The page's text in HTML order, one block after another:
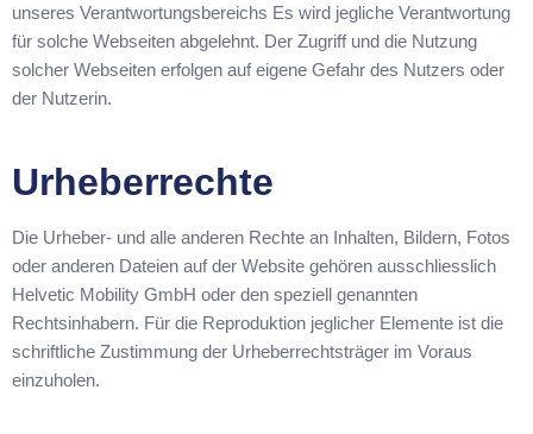
unseres Verantwortungsbereichs Es wird jegliche Verantwortung
für solche Webseiten abgelehnt. Der Zugriff und die Nutzung
solcher Webseiten erfolgen auf eigene Gefahr des Nutzers oder
der Nutzerin.
Urheberrechte
Die Urheber- und alle anderen Rechte an Inhalten, Bildern, Fotos
oder anderen Dateien auf der Website gehören ausschliesslich
Helvetic Mobility GmbH oder den speziell genannten
Rechtsinhabern. Für die Reproduktion jeglicher Elemente ist die
schriftliche Zustimmung der Urheberrechtsträger im Voraus
einzuholen.